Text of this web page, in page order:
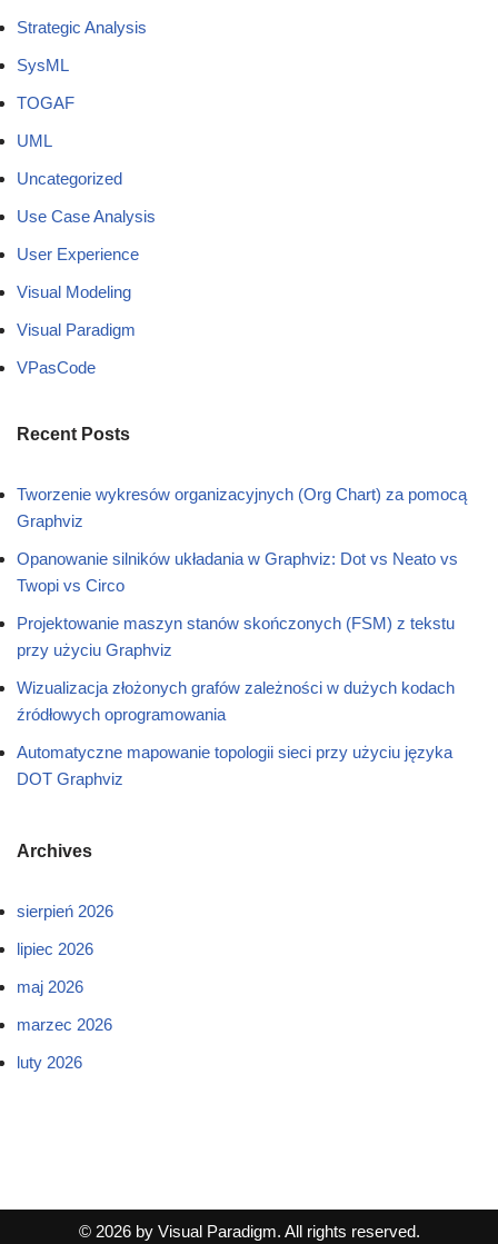
Strategic Analysis
SysML
TOGAF
UML
Uncategorized
Use Case Analysis
User Experience
Visual Modeling
Visual Paradigm
VPasCode
Recent Posts
Tworzenie wykresów organizacyjnych (Org Chart) za pomocą
Graphviz
Opanowanie silników układania w Graphviz: Dot vs Neato vs
Twopi vs Circo
Projektowanie maszyn stanów skończonych (FSM) z tekstu
przy użyciu Graphviz
Wizualizacja złożonych grafów zależności w dużych kodach
źródłowych oprogramowania
Automatyczne mapowanie topologii sieci przy użyciu języka
DOT Graphviz
Archives
sierpień 2026
lipiec 2026
maj 2026
marzec 2026
luty 2026
© 2026 by Visual Paradigm. All rights reserved.